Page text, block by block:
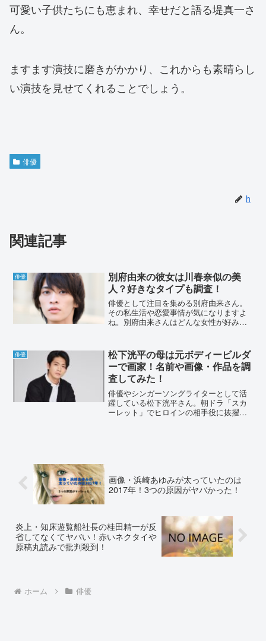
可愛い子供たちにも恵まれ、幸せだと語る堤真一さ
ん。
ますます演技に磨きがかかり、これからも素晴らし
い演技を見せてくれることでしょう。
俳優
h
関連記事
俳優
別府由来の彼女は川春奈似の美
人？好きなタイプも調査！
俳優として注目を集める別府由来さん。
その私生活や恋愛事情が気になりますよ
ね。別府由来さんはどんな女性が好みな
府由来さんの恋愛観や好みのタイプ、そ
して彼女の有無について調...
俳優
松下洸平の母は元ボディービルダ
ーで画家！名前や画像・作品を調
査してみた！
俳優やシンガーソングライターとして活
躍している松下洸平さん。朝ドラ「スカ
ーレット」でヒロインの相手役に抜擢さ
画像・浜崎あゆみが太っていたのは
2017年！3つの原因がヤバかった！
炎上・知床遊覧船社長の桂田精一が反
省してなくてヤバい！赤いネクタイや
原稿丸読みで批判殺到！
ホーム 俳優